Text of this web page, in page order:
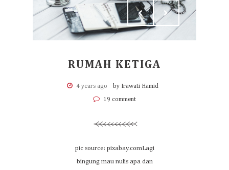
RUMAH KETIGA
4 years ago by Irawati Hamid
19 comment
pic source: pixabay.comLagi
bingung mau nulis apa dan